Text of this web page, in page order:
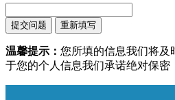
温馨提示： 您所填的信息我们将及
于您的个人信息我们承诺绝对保密